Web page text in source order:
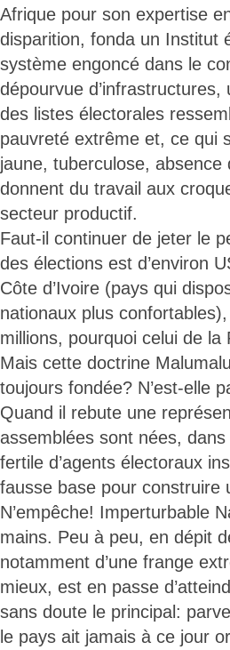
Afrique pour son expertise
disparition, fonda un Institut
système engoncé dans le
dépourvue
des listes électorales
pauvreté extrême et, ce qui
jaune, tuberculose,
donnent du travail aux
secteur productif.
Faut-il continuer de jeter le
des élections est d’environ
Côte d’Ivoire (pays qui
nationaux plus
millions, pourquoi celui de
Mais cette doctrine
toujours fondée? N’est-elle
Quand il rebute une
assemblées sont nées,
fertile d’agents électoraux
fausse base pour construire
N’empêche! Imperturbable
mains. Peu à peu, en dépit
notamment d’une frange
mieux, est en passe
sans doute le principal:
le pays ait jamais à ce jour